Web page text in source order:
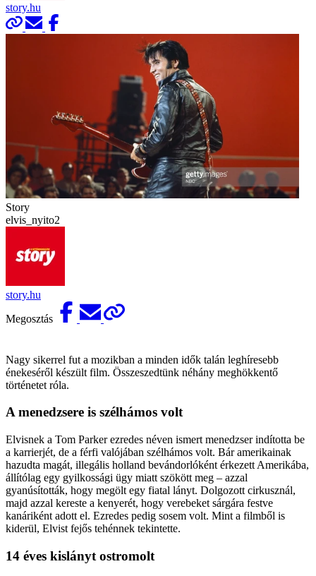
story.hu
Story
elvis_nyito2
story.hu
Megosztás
Nagy sikerrel fut a mozikban a minden idők talán leg­híresebb
énekeséről készült film. Összeszedtünk néhány meghökkentő
történetet róla.
A menedzsere is szélhámos volt
Elvisnek a Tom Parker ezredes néven ismert menedzser indította be
a karrierjét, de a férfi valójában szélhámos volt. Bár amerikainak
hazudta magát, illegális holland bevándorlóként érkezett Amerikába,
állítólag egy gyilkossági ügy miatt szökött meg – azzal
gyanúsították, hogy megölt egy fiatal lányt. Dolgozott cirkusznál,
majd azzal kereste a kenyerét, hogy verebeket sárgára festve
kanáriként adott el. Ezredes pedig sosem volt. Mint a filmből is
kiderül, Elvist fejős tehénnek tekintette.
14 éves kislányt ostromolt